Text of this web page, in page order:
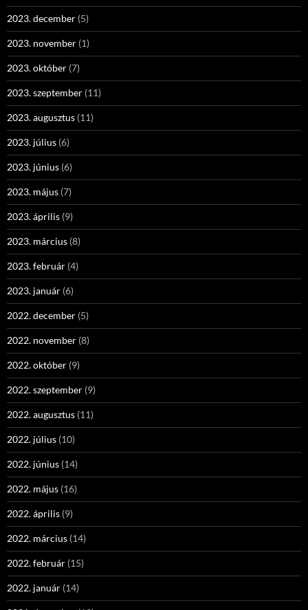
2023. december (5)
2023. november (1)
2023. október (7)
2023. szeptember (11)
2023. augusztus (11)
2023. július (6)
2023. június (6)
2023. május (7)
2023. április (9)
2023. március (8)
2023. február (4)
2023. január (6)
2022. december (5)
2022. november (8)
2022. október (9)
2022. szeptember (9)
2022. augusztus (11)
2022. július (10)
2022. június (14)
2022. május (16)
2022. április (9)
2022. március (14)
2022. február (15)
2022. január (14)